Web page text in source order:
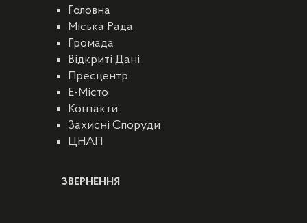
Головна
Міська Рада
Громада
Відкриті Дані
Пресцентр
E-Місто
Контакти
Захисні Споруди
ЦНАП
ЗВЕРНЕННЯ